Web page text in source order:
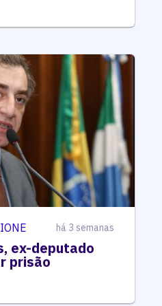
há 3 semanas
ex-deputado
prisão